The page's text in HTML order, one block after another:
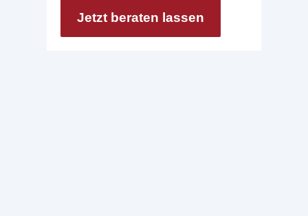
Jetzt beraten lassen